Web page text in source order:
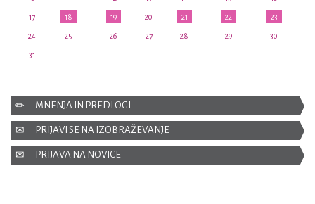
17 18 19 20 21 22 23
24 25 26 27 28 29 30
31
MNENJA IN PREDLOGI
PRIJAVI SE NA IZOBRAŽEVANJE
PRIJAVA NA NOVICE